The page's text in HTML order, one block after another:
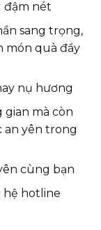
đậm nét
sang trọng,
món quà đầy
nụ hương
gian mà còn
an yên trong
cùng bạn
hệ hotline